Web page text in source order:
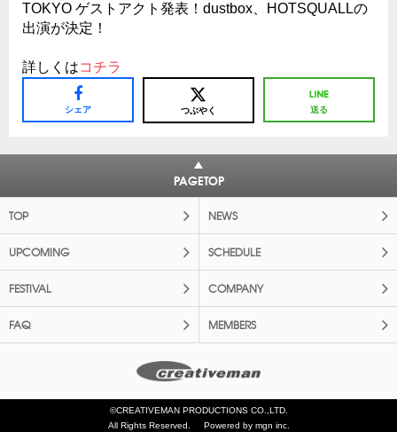
TOKYO ゲストアクト発表！dustbox、HOTSQUALLの
出演が決定！
詳しくはコチラ
シェア つぶやく 送る
PAGETOP
TOP NEWS
UPCOMING SCHEDULE
FESTIVAL COMPANY
FAQ MEMBERS
©CREATIVEMAN PRODUCTIONS CO.,LTD.
All Rights Reserved.
Powered by mgn inc.